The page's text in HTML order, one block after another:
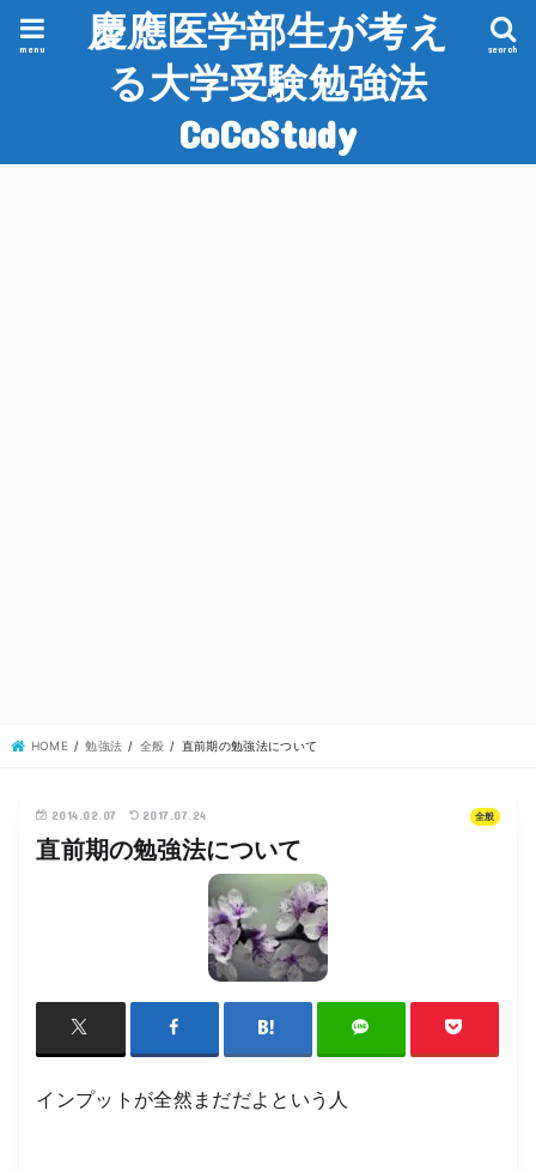
慶應医学部生が考え
る大学受験勉強法
CoCoStudy
search
menu
HOME 勉強法 全般 直前期の勉強法について
全般
2014.02.07 2017.07.24
直前期の勉強法について
インプットが全然まだだよという人